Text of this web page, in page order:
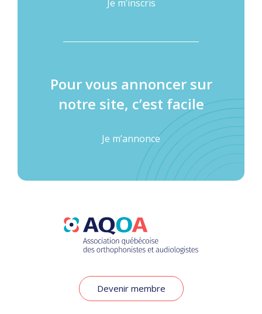
Je m’inscris
Pour vous annoncer sur
notre site, c’est facile
Je m’annonce
Devenir membre